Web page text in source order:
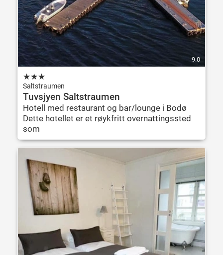
9.0
★★★
Saltstraumen
Tuvsjyen Saltstraumen
Hotell med restaurant og bar/lounge i Bodø
Dette hotellet er et røykfritt overnattingssted
som